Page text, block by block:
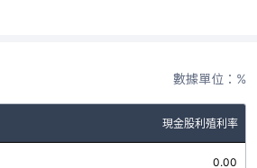
數據單位：%
現金股利殖利率
0.00